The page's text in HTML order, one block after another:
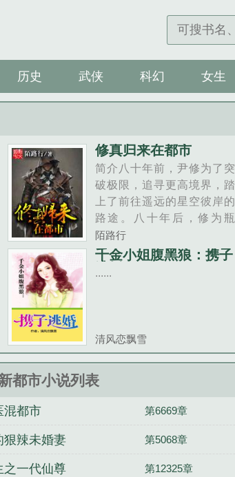
历史 武侠 科幻 女生
修真归来在都市
简介八十年前，尹修为了突
破极限，追寻更高境界，踏
上了前往遥远的星空彼岸的
路途。八十年后，修为瓶
颈，意识到心结未了的尹修
又从星空彼岸的修真界回到
陌路行
千金小姐腹黑狼：携子
......
清风恋飘雪
都市小说列表
混都市 第6669章
狠辣未婚妻 第5068章
之一代仙尊 第12325章